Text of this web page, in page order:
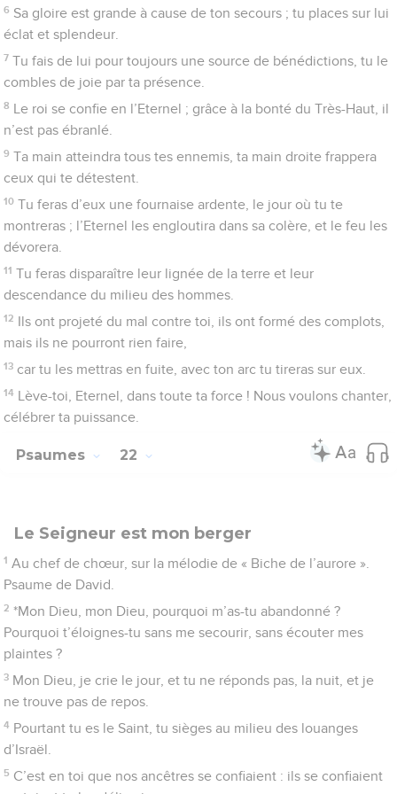
Psaumes
Le Seigneur est mon berger
1
Au chef de chœur, sur la mélodie de « Biche de l’aurore ».
Psaume de David.
2 *Mon Dieu, mon Dieu, pourquoi m’as-tu abandonné ?
Pourquoi t’éloignes-tu sans me secourir, sans écouter mes
plaintes ?
3 Mon Dieu, je crie le jour, et tu ne réponds pas, la nuit, et je
ne trouve pas de repos.
4 Pourtant tu es le Saint, tu sièges au milieu des louanges
d’Israël.
5 C’est en toi que nos ancêtres se confiaient : ils se confiaient
en toi, et tu les délivrais ;
6 ils criaient à toi, et ils étaient sauvés ; ils se confiaient en toi,
et ils n’étaient pas déçus.
Mais moi, je suis un ver et non un homme, la honte de
* « Recommande ton sort à l’Eternel ! L’Eternel le sauvera, il
le délivrera, puisqu’il l’aime ! »
10 Oui, tu m’as fait sortir du ventre de ma mère, tu m’as mis en
sécurité contre sa poitrine ;
11 dès ma conception j’ai été sous ta garde, dès le ventre de
ma mère tu as été mon Dieu.
12
Ne t’éloigne pas de moi quand la détresse est proche,
quand personne ne vient à mon secours !
13
De nombreux taureaux sont autour de moi, des taureaux du
Basan m’encerclent.
14 Ils ouvrent leur gueule contre moi, pareils au lion qui